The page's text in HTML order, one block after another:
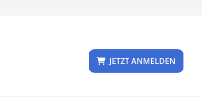
JETZT ANMELDEN